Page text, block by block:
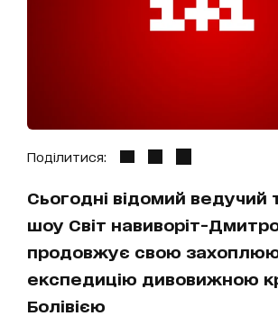
Поділитися:
Сьогодні відомий ведучий
шоу Світ навиворіт-
продовжує свою
експедицію дивовижною
Болівією